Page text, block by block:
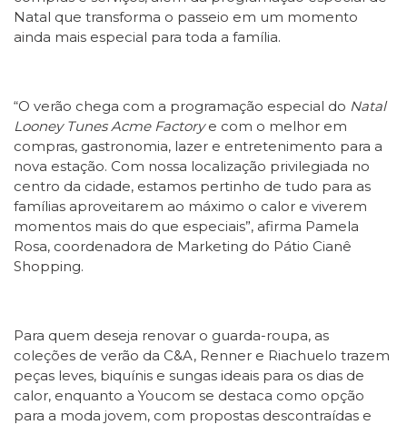
Natal que transforma o passeio em um momento
ainda mais especial para toda a família.
“O verão chega com a programação especial do Natal
Looney Tunes Acme Factorye com o melhor em
compras, gastronomia, lazer e entretenimento para a
nova estação. Com nossa localização privilegiada no
centro da cidade, estamos pertinho de tudo para as
famílias aproveitarem ao máximo o calor e viverem
momentos mais do que especiais”, afirma Pamela
Rosa, coordenadora de Marketing do Pátio Cianê
Shopping.
Para quem deseja renovar o guarda-roupa, as
coleções de verão da C&A, Renner e Riachuelo trazem
peças leves, biquínis e sungas ideais para os dias de
calor, enquanto a Youcom se destaca como opção
para a moda jovem, com propostas descontraídas e